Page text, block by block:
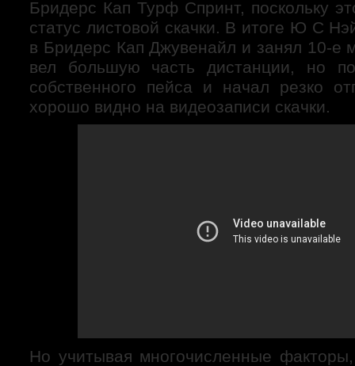
Бридерс Кап Турф Спринт, поскольку
статус листовой скачки. В итоге Ю С
в Бридерс Кап Джувенайл и занял 10-е
вел большую часть дистанции, но
собственного пейса и начал резко
хорошо видно на видеозаписи скачки.
Но учитывая многочисленные